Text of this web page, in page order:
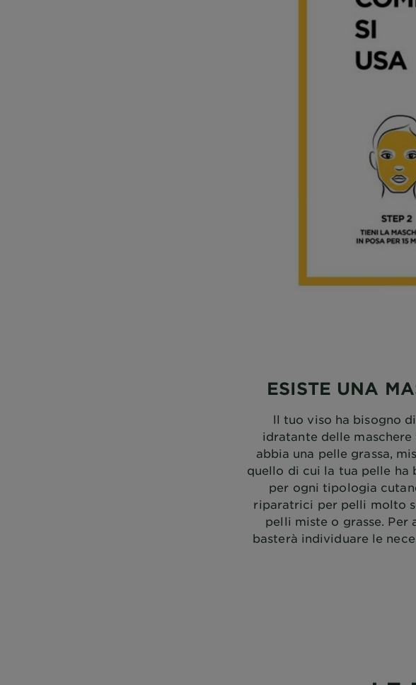
ESISTE UNA
ll tuo viso ha bisogno
idratante delle maschere
abbia una pelle grassa,
quello di cui la tua pelle ha
per ogni tipologia
riparatrici per pelli molto
pelli miste o grasse. Per
basterà individuare le